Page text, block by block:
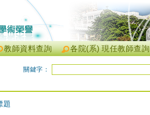
各院(系) 現任教師查詢
教師資料查詢
關鍵字：
題